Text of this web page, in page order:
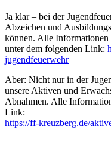
Ja klar – bei der
Abzeichen und
können. Alle Informationen
unter dem folgenden Link:
jugendfeuerwehr
Aber: Nicht nur in der
unsere Aktiven und
Abnahmen. Alle
Link:
https://ff-kreuzberg.de/